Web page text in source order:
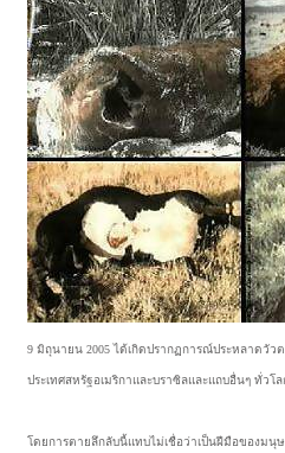
9 มิถุนายน 2005 ได้เกิดปรากฏการณ์ประหลาดวั
ประเทศสหรัฐอเมริกาและบราซิลและแถบอื่นๆ ทั่วโล
โดยการตายลึกลับนี้แทบไม่เชื่อว่าเป็นฝีมือของมนุ